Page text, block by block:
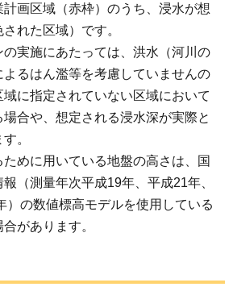
画区域（赤枠）のうち、浸水が想
れた区域）です。
の実施にあたっては、洪水（河川の
るはん濫等を考慮していませんの
に指定されていない区域において
合や、想定される浸水深が実際と
。
ために用いている地盤の高さは、国
（測量年次平成19年、平成21年、
）の数値標高モデルを使用している
があります。